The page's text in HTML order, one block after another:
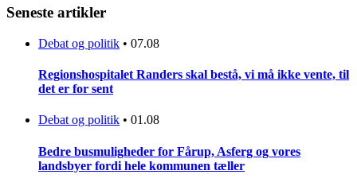
Seneste artikler
Debat og politik • 07.08
Regionshospitalet Randers skal bestå, vi må ikke vente, til
det er for sent
Debat og politik • 01.08
Bedre busmuligheder for Fårup, Asferg og vores
landsbyer fordi hele kommunen tæller